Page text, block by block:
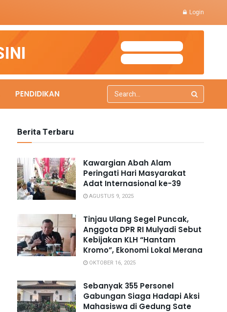
Login
PENDIDIKAN
Berita Terbaru
Kawargian Abah Alam
Peringati Hari Masyarakat
Adat Internasional ke-39
AGUSTUS 9, 2025
Tinjau Ulang Segel Puncak,
Anggota DPR RI Mulyadi Sebut
Kebijakan KLH “Hantam
Kromo”, Ekonomi Lokal Merana
OKTOBER 16, 2025
Sebanyak 355 Personel
Gabungan Siaga Hadapi Aksi
Mahasiswa di Gedung Sate